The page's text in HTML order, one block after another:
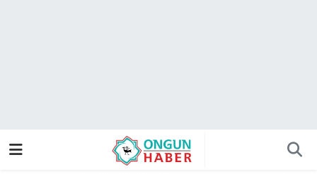
Trafik Durumu